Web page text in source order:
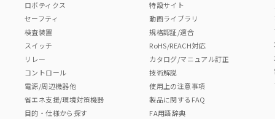
ロボティクス
セーフティ
検査装置
スイッチ
リレー
コントロール
電源/周辺機器他
省エネ支援/環境対策機器
目的・仕様から探す
特設サイト
動画ライブラリ
規格認証/適合
RoHS/REACH対応
カタログ/マニュアル訂正
技術解説
使用上の注意事項
製品に関するFAQ
FA用語辞典